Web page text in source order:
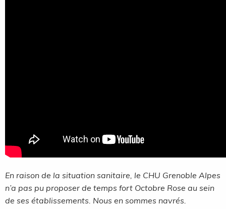
En raison de la situation sanitaire, le CHU Grenoble Alpes
n’a pas pu proposer de temps fort Octobre Rose au sein
de ses établissements. Nous en sommes navrés.